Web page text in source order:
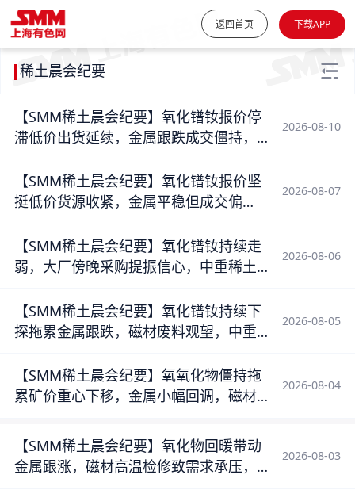
返回首页 下载APP
稀土晨会纪要
【SMM稀土晨会纪要】氧化镨钕报价停
滞低价出货延续，金属跟跌成交僵持，
2026-08-10
【SMM稀土晨会纪要】氧化镨钕报价坚
挺低价货源收紧，金属平稳但成交偏
2026-08-07
【SMM稀土晨会纪要】氧化镨钕持续走
弱，大厂傍晚采购提振信心，中重稀土
2026-08-06
【SMM稀土晨会纪要】氧化镨钕持续下
探拖累金属跟跌，磁材废料观望，中重
2026-08-05
【SMM稀土晨会纪要】氧氧化物僵持拖
累矿价重心下移，金属小幅回调，磁材
2026-08-04
【SMM稀土晨会纪要】氧化物回暖带动
金属跟涨，磁材高温检修致需求承压，
2026-08-03